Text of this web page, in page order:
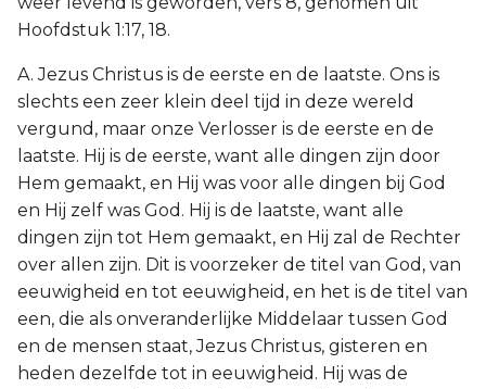
Hoofdstuk 1:17, 18.
A. Jezus Christus is de eerste en de laatste. Ons is
slechts een zeer klein deel tijd in deze wereld
vergund, maar onze Verlosser is de eerste en de
laatste. Hij is de eerste, want alle dingen zijn door
Hem gemaakt, en Hij was voor alle dingen bij God
en Hij zelf was God. Hij is de laatste, want alle
dingen zijn tot Hem gemaakt, en Hij zal de Rechter
over allen zijn. Dit is voorzeker de titel van God, van
eeuwigheid en tot eeuwigheid, en het is de titel van
een, die als onveranderlijke Middelaar tussen God
en de mensen staat, Jezus Christus, gisteren en
heden dezelfde tot in eeuwigheid. Hij was de